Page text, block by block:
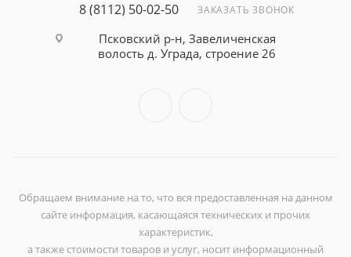
8 (8112) 50-02-50 ЗАКАЗАТЬ ЗВОНОК
Псковский р-н, Завеличенская
волость д. Уграда, строение 26
Обращаем внимание на то, что вся предоставленная на данном
сайте информация, касающаяся технических и прочих
характеристик,
а также стоимости товаров и услуг, носит информационный